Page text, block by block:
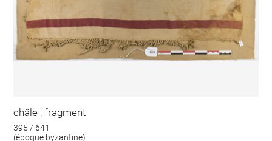
châle ; fragment
395 / 641
(époque byzantine)